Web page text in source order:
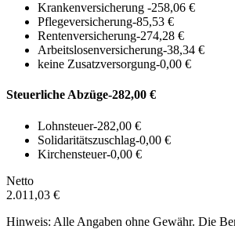
Krankenversicherung -258,06 €
Pflegeversicherung-85,53 €
Rentenversicherung-274,28 €
Arbeitslosenversicherung-38,34 €
keine Zusatzversorgung-0,00 €
Steuerliche Abzüge-282,00 €
Lohnsteuer-282,00 €
Solidaritätszuschlag-0,00 €
Kirchensteuer-0,00 €
Netto
2.011,03 €
Hinweis: Alle Angaben ohne Gewähr. Die